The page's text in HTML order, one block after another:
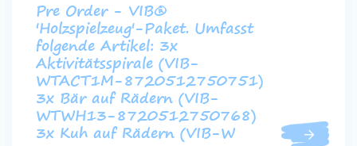
Pre Order - VIB®
'Holzspielzeug'-Paket. Umfasst
folgende Artikel: 3x
Aktivitätsspirale (VIB-
WTACT1M-8720512750751)
3x Bär auf Rädern (VIB-
WTWH13-8720512750768)
3x Kuh auf Rädern (VIB-W